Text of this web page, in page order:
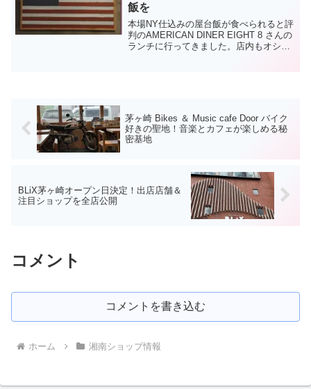
飯を
本場NY仕込みの屋台飯が食べられると評
判のAMERICAN DINER EIGHT 8 さんの
ランチに行ってきました。店内もオシャ
茅ヶ崎 Bikes ＆ Music cafe Door バイク
好きの聖地！音楽とカフェが楽しめる秘
密基地
BLiX茅ヶ崎オープン日決定！出店店舗＆
注目ショップを全店公開
コメント
コメントを書き込む
ホーム 湘南ショップ情報